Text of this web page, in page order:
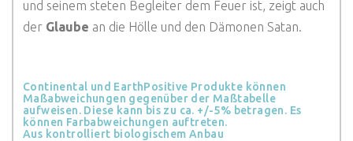
und seinem steten Begleiter dem Feuer ist, zeigt auch
der Glaube an die Hölle und den Dämonen Satan.
Continental und EarthPositive Produkte können
Maßabweichungen gegenüber der Maßtabelle
aufweisen. Diese kann bis zu ca. +/-5% betragen. Es
können Farbabweichungen auftreten.
Aus kontrolliert biologischem Anbau